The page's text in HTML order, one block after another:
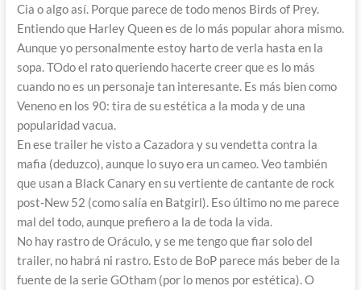
Cia o algo así. Porque parece de todo menos Birds of Prey.
Entiendo que Harley Queen es de lo más popular ahora mismo.
Aunque yo personalmente estoy harto de verla hasta en la
sopa. TOdo el rato queriendo hacerte creer que es lo más
cuando no es un personaje tan interesante. Es más bien como
Veneno en los 90: tira de su estética a la moda y de una
popularidad vacua.
En ese trailer he visto a Cazadora y su vendetta contra la
mafia (deduzco), aunque lo suyo era un cameo. Veo también
que usan a Black Canary en su vertiente de cantante de rock
post-New 52 (como salía en Batgirl). Eso último no me parece
mal del todo, aunque prefiero a la de toda la vida.
No hay rastro de Oráculo, y se me tengo que fiar solo del
trailer, no habrá ni rastro. Esto de BoP parece más beber de la
fuente de la serie GOtham (por lo menos por estética). O